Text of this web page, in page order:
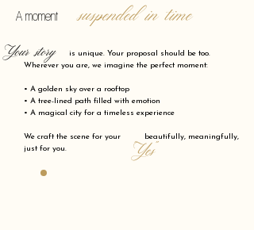
A moment suspended in time
is unique. Your proposal should be too.
Wherever you are, we imagine the perfect moment:
• A golden sky over a rooftop
• A tree-lined path filled with emotion
• A magical city for a timeless experience
We craft the scene for your beautifully, meaningfully,
just for you.
"Yes"
Your story